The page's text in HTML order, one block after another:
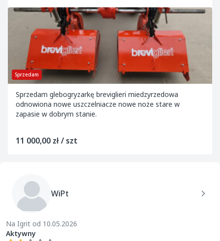
Sprzedam
Sprzedam glebogryzarkę breviglieri miedzyrzedowa
odnowiona nowe uszczelniacze nowe noże stare w
zapasie w dobrym stanie.
11 000,00 zł / szt
WiPt
Na Igrit od 10.05.2026
Aktywny